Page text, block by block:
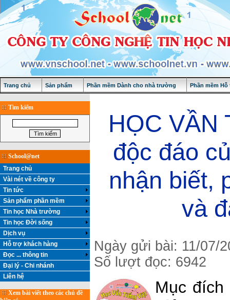
Trang chủ Sản phẩm Phần mềm Dành cho nhà trường Phần mềm
Tìm kiếm
School@net
Trang chủ
Vài nét về công ty
Tin tức
Sản phẩm phần mềm
Tin học Nhà trường
Tin học Đời sống
Dịch vụ
Hỗ trợ khách hàng
Đọc ... thông tin
Đại lý - Chi nhánh
Liên hệ
Xem bài viết theo các chủ đề
HỌC VẦN
độc đáo
nhận biết,
và
Ngày gửi bài: 11/07/
Số lượt đọc: 6942
Mục